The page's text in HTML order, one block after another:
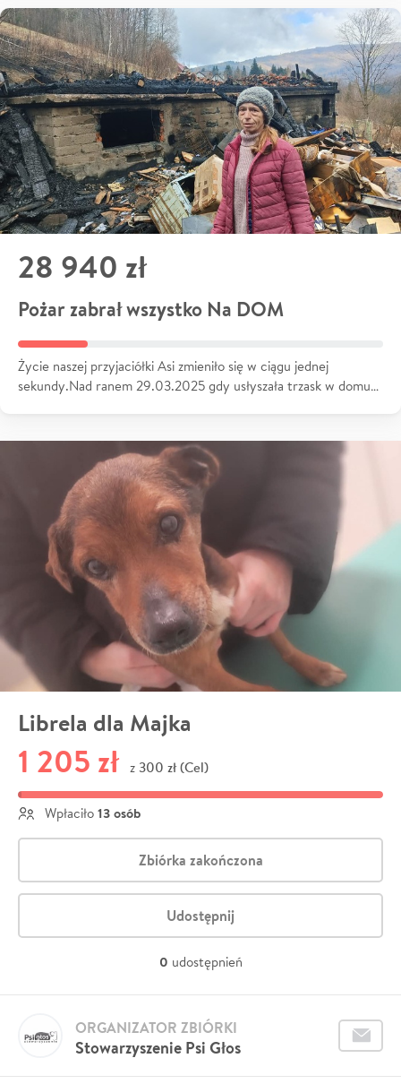
28 940 zł
Pożar zabrał wszystko Na DOM
Życie naszej przyjaciółki Asi zmieniło się w ciągu jednej
sekundy.Nad ranem 29.03.2025 gdy usłyszała trzask w domu…
Librela dla Majka
1 205 zł z 300 zł (Cel)
Wpłaciło 13 osób
Zbiórka zakończona
Udostępnij
0 udostępnień
Stowarzyszenie Psi Głos
ORGANIZATOR ZBIÓRKI